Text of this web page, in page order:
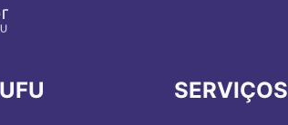
SERVIÇOS